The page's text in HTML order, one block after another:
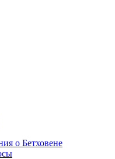
о Бетховене